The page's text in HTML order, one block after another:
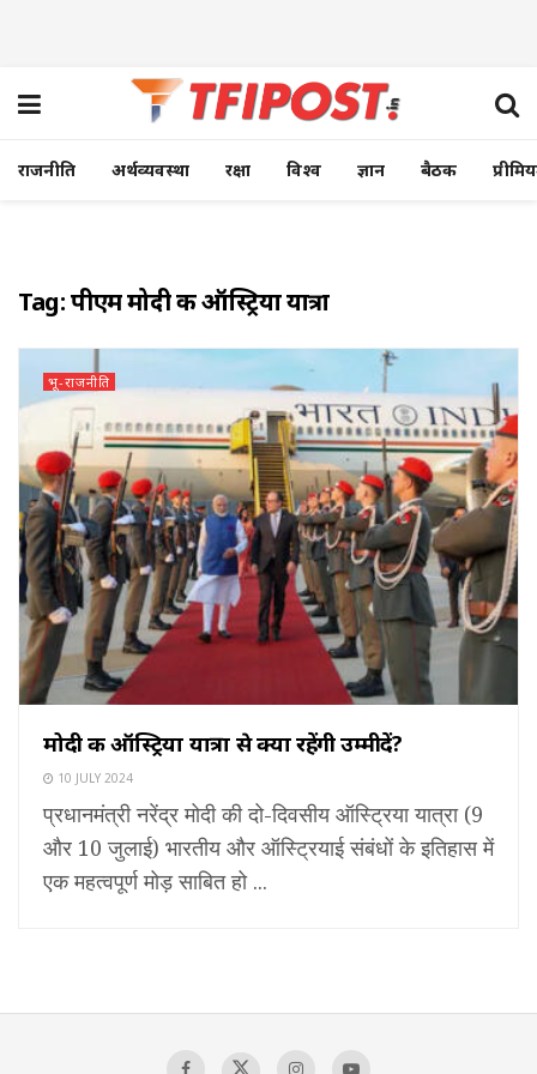
राजनीति अर्थव्यवस्था रक्षा विश्व ज्ञान बैठक
Tag:पीएम मोदी की ऑस्ट्रिया यात्रा
भू-राजनीति
मोदी की ऑस्ट्रिया यात्रा से क्या रहेंगी उम्मीदें?
10 JULY 2024
प्रधानमंत्री नरेंद्र मोदी की दो-दिवसीय ऑस्ट्रिया यात्रा (9
और 10 जुलाई) भारतीय और ऑस्ट्रियाई संबंधों के इतिहास में
एक महत्वपूर्ण मोड़ साबित हो ...